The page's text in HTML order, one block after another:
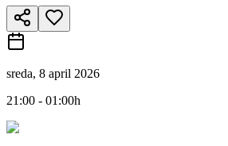
sreda, 8 april 2026
21:00 - 01:00h